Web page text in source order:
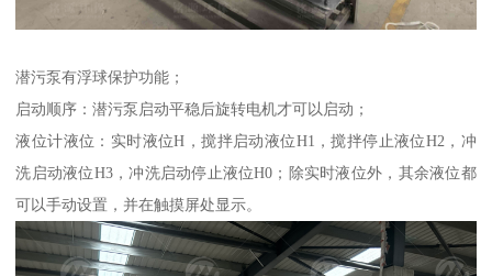
潜污泵有浮球保护功能；
启动顺序：潜污泵启动平稳后旋转电机才可以启动；
液位计液位：实时液位H，搅拌启动液位H1，搅拌停止液位H2，冲
洗启动液位H3，冲洗启动停止液位H0；除实时液位外，其余液位都
可以手动设置，并在触摸屏处显示。